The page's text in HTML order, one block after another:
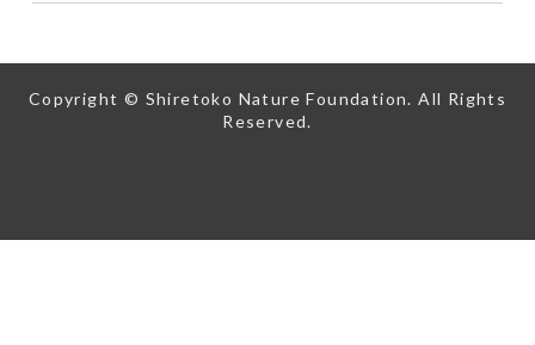
Copyright © Shiretoko Nature Foundation. All Rights
Reserved.